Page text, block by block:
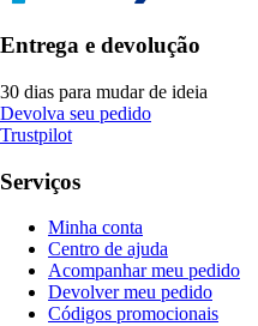
Entrega e devolução
30 dias para mudar de ideia
Devolva seu pedido
Trustpilot
Serviços
Minha conta
Centro de ajuda
Acompanhar meu pedido
Devolver meu pedido
Códigos promocionais